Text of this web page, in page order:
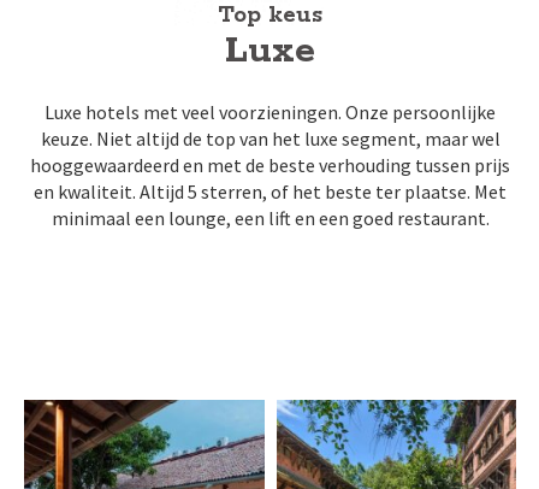
Top keus
Luxe
Luxe hotels met veel voorzieningen. Onze persoonlijke
keuze. Niet altijd de top van het luxe segment, maar wel
hooggewaardeerd en met de beste verhouding tussen prijs
en kwaliteit. Altijd 5 sterren, of het beste ter plaatse. Met
minimaal een lounge, een lift en een goed restaurant.